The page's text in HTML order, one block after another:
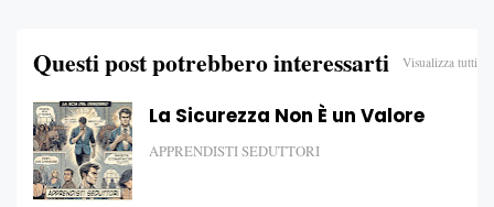
Questi post potrebbero interessarti Visualizza tutti
La Sicurezza Non È un Valore
APPRENDISTI SEDUTTORI